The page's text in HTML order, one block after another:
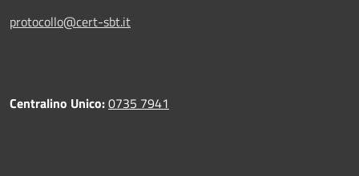
protocollo@cert-sbt.it
Centralino Unico:0735 7941